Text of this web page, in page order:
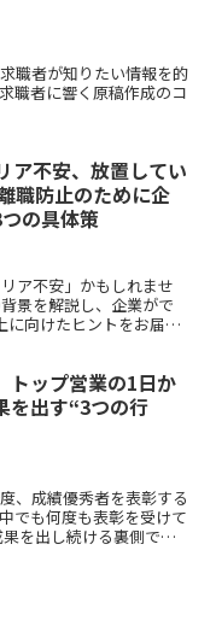
職者が知りたい情報を的
職者に響く原稿作成のコ
ア不安、放置してい
職防止のために企
の具体策
ア不安」かもしれませ
景を解説し、企業がで
に向けたヒントをお届け
トップ営業の1日か
を出す“3つの行
、成績優秀者を表彰する
でも何度も表彰を受けて
を出し続ける裏側で、